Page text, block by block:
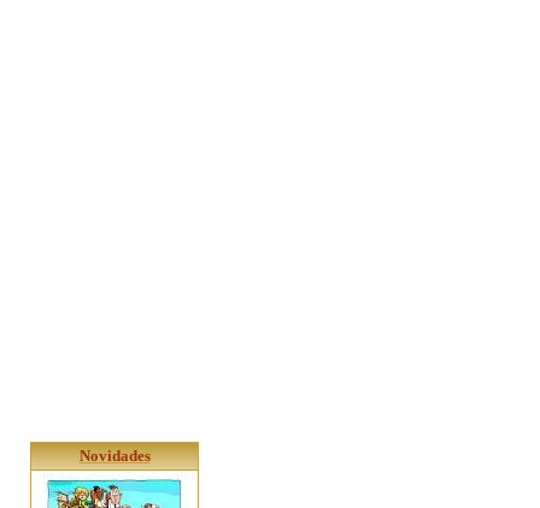
Novidades